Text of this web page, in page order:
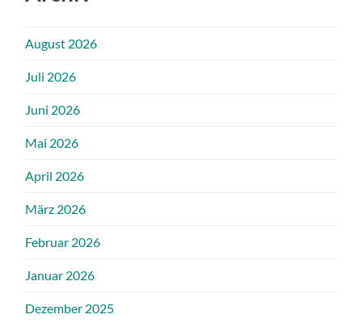
August 2026
Juli 2026
Juni 2026
Mai 2026
April 2026
März 2026
Februar 2026
Januar 2026
Dezember 2025